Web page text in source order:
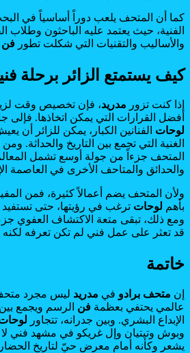
كما أن المتحف يلعب دوراً أساسياً في
الفنية، حيث يعتمد عليه الباحثون وطلاب
والأساليب والتقنيات التي شكلت تطور فن
كيف يستمتع الزائر برحلة
إذا كنت تزور مدريد، فإن تخصيص وقت
أفضل القرارات التي يمكن اتخاذها. فإلى
لوحات الفنانين الكبار، يمكن للزائر أن
الغنية التي تجمع بين التاريخ والحداثة.
المتحف جزءاً من جولة أوسع تشمل المعالم
والحدائق والمتاحف الأخرى في العاصمة
ولأن المتحف يضم أعمالاً كثيرة، فمن
بأهم لوحات ترغب في رؤيتها، حتى
ومع ذلك، تبقى متعة الاكتشاف العفوي
قد تعثر على عمل فني لم تكن تعرفه لكنه
خاتمة
إن متحف برادو في مدريد ليس مجرد
عالمي يحتفي بعظمة فن الرسم ويجمع
الإبداع البشري. وبين جدرانه، تتجاور
وبوش وتيتيان وإل غريكو في مشهد فني لا
يشعر وكأنه أمام معرض حيّ لتاريخ